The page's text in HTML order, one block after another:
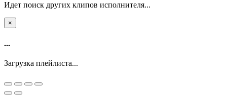
Идет поиск других клипов исполнителя...
×
...
Загрузка плейлиста...